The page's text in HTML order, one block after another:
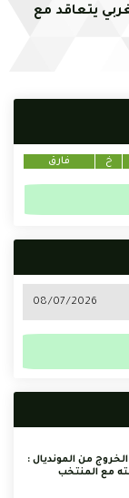
يتعاقد مع
خ فارق
من المونديال :
مع المنتخب